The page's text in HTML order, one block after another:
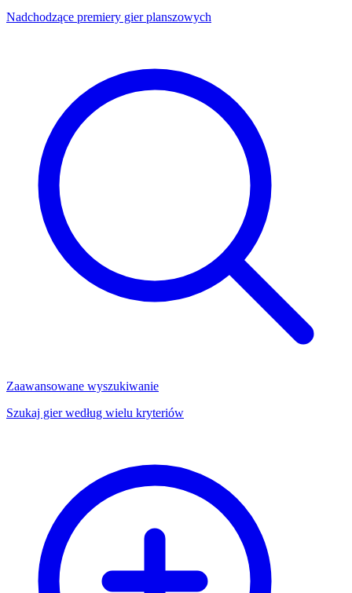
Nadchodzące premiery gier planszowych
Zaawansowane wyszukiwanie
Szukaj gier według wielu kryteriów